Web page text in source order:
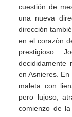
cuestión de
una nueva
dirección
en el corazón
prestigioso
decididamente
en Asnieres.
maleta con
pero lujoso,
comienzo de